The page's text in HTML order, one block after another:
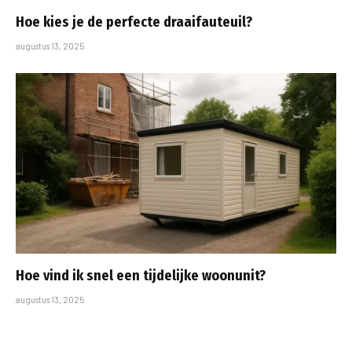
Hoe kies je de perfecte draaifauteuil?
augustus 13, 2025
Hoe vind ik snel een tijdelijke woonunit?
augustus 13, 2025